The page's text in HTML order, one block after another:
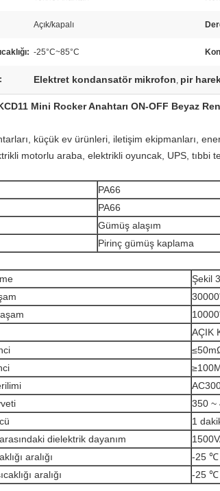
Açık/kapalı
-25°C~85°C
Elektret kondansatör mikrofon, pir
Mini Rocker Anahtarı ON-OFF Beyaz
küçük ev ürünleri, iletişim ekipmanları,
motorlu araba, elektrikli oyuncak, UPS, tıbbi
PA66
PA66
Gümüş alaşım
Pirinç gümüş kaplama
Şekil
AÇIK
350 ~
1
dielektrik dayanım
aralığı
-25 ℃
aralığı
-25 ℃